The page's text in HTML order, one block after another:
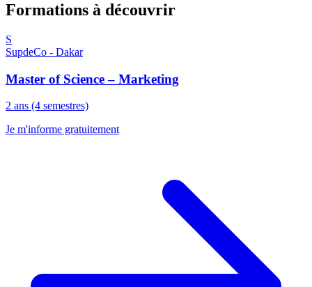
Formations à découvrir
S
SupdeCo - Dakar
Master of Science – Marketing
2 ans (4 semestres)
Je m'informe gratuitement